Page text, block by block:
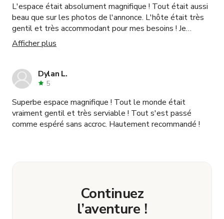
L'espace était absolument magnifique ! Tout était aussi
beau que sur les photos de l'annonce. L'hôte était très
gentil et très accommodant pour mes besoins ! Je
recommande vivement cet espace !
Afficher plus
Dylan L.
5
Superbe espace magnifique ! Tout le monde était
vraiment gentil et très serviable ! Tout s'est passé
comme espéré sans accroc. Hautement recommandé !
Continuez
l’aventure !